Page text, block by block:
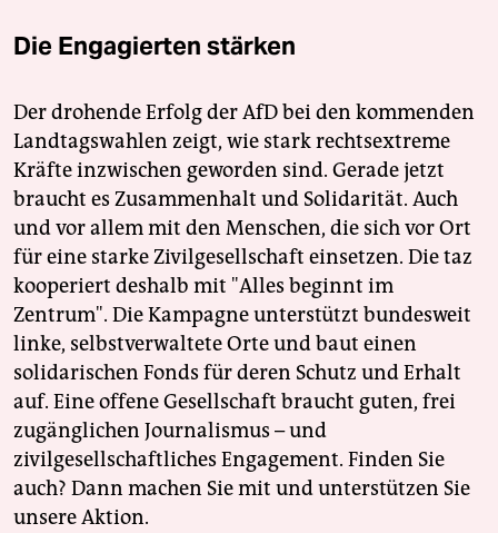
Die Engagierten stärken
Der drohende Erfolg der AfD bei den kommenden
Landtagswahlen zeigt, wie stark rechtsextreme
Kräfte inzwischen geworden sind. Gerade jetzt
braucht es Zusammenhalt und Solidarität. Auch
und vor allem mit den Menschen, die sich vor Ort
für eine starke Zivilgesellschaft einsetzen. Die taz
kooperiert deshalb mit "Alles beginnt im
Zentrum". Die Kampagne unterstützt bundesweit
linke, selbstverwaltete Orte und baut einen
solidarischen Fonds für deren Schutz und Erhalt
auf. Eine offene Gesellschaft braucht guten, frei
zugänglichen Journalismus – und
zivilgesellschaftliches Engagement. Finden Sie
auch? Dann machen Sie mit und unterstützen Sie
unsere Aktion.